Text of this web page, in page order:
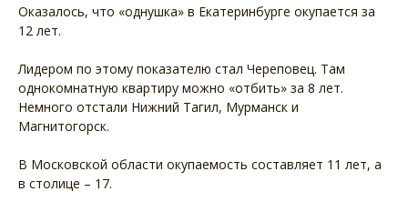
Оказалось, что «однушка» в Екатеринбурге окупается за
12 лет.
Лидером по этому показателю стал Череповец. Там
однокомнатную квартиру можно «отбить» за 8 лет.
Немного отстали Нижний Тагил, Мурманск и
Магнитогорск.
В Московской области окупаемость составляет 11 лет, а
в столице – 17.